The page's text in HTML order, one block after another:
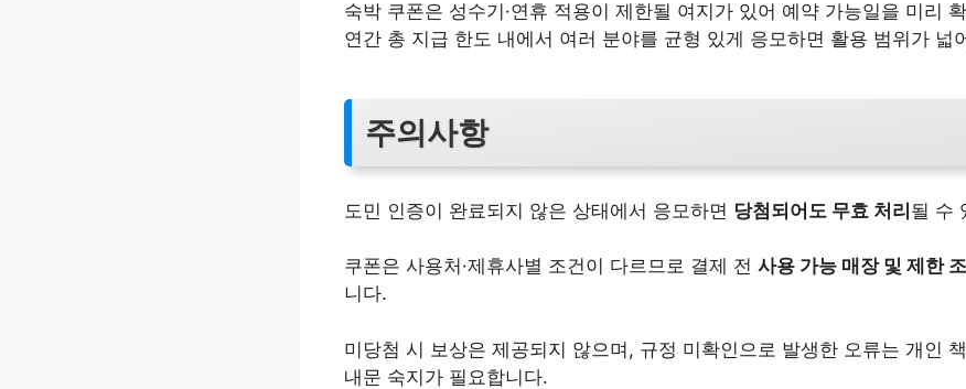
숙박 쿠폰은 성수기·연휴 적용이 제한될 여지가 있어 예약 가능일을 미리
연간 총 지급 한도 내에서 여러 분야를 균형 있게 응모하면 활용 범위가 넓
주의사항
도민 인증이 완료되지 않은 상태에서 응모하면 당첨되어도 무효 처리될 수
쿠폰은 사용처·제휴사별 조건이 다르므로 결제 전 사용 가능 매장 및 제한
니다.
미당첨 시 보상은 제공되지 않으며, 규정 미확인으로 발생한 오류는 개인
내문 숙지가 필요합니다.